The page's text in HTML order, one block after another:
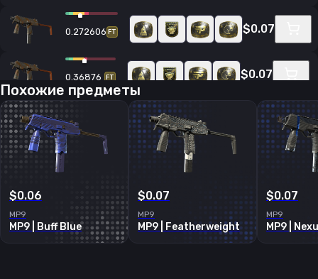
0.272606 FT $0.07
0.36876 FT $0.07
0.371725 $0.07
Похожие предметы
$0.06
MP9
MP9 | Buff Blue
$0.07
MP9
MP9 | Featherweight
$0.07
MP9
MP9 |